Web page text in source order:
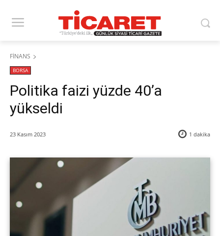
FİNANS
BORSA
Politika faizi yüzde 40’a
yükseldi
23 Kasım 2023 1 dakika